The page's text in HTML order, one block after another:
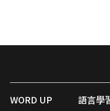
WORD UP 語言學